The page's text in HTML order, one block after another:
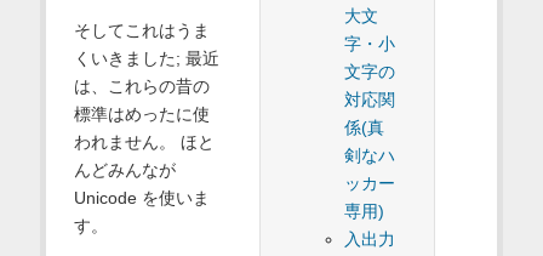
大文
字・小
文字の
対応関
係(真
剣なハ
ッカー
専用)
入出力
そしてこれはうま
くいきました; 最近
は、これらの昔の
標準はめったに使
われません。 ほと
んどみんなが
Unicode を使いま
す。